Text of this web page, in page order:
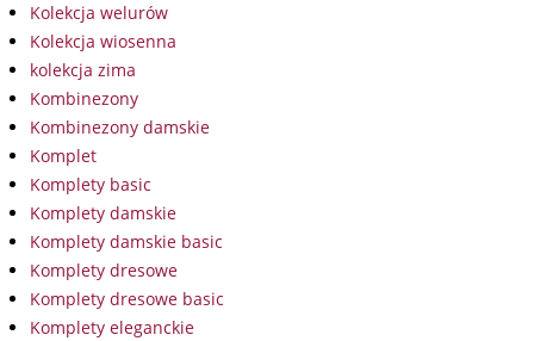
Kolekcja welurów
Kolekcja wiosenna
kolekcja zima
Kombinezony
Kombinezony damskie
Komplet
Komplety basic
Komplety damskie
Komplety damskie basic
Komplety dresowe
Komplety dresowe basic
Komplety eleganckie